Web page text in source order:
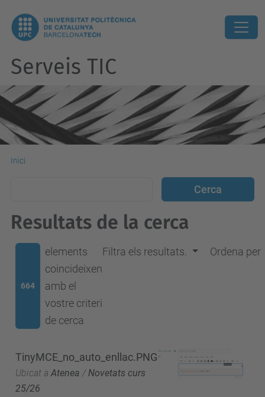
Serveis TIC
Inici
Resultats de la cerca
664
elements
coincideixen
amb el
vostre criteri
de cerca
Filtra els resultats. Ordena per
TinyMCE_no_auto_enllac.PNG
Ubicat a Atenea / Novetats curs
25/26